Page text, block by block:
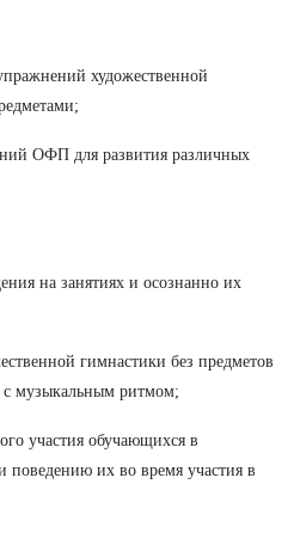
художественной
ОФП для развития различных
на занятиях и осознанно их
гимнастики без предметов
с музыкальным ритмом;
участия обучающихся в
поведению их во время участия в